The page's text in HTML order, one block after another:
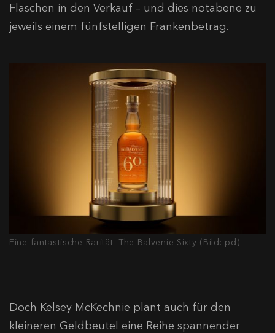
Flaschen in den Verkauf – und dies notabene zu
jeweils einem fünfstelligen Frankenbetrag.
Eine fantastische Rarität: The Balvenie Sixty (Bild: pd)
Doch Kelsey McKechnie plant auch für den
kleineren Geldbeutel eine Reihe spannender